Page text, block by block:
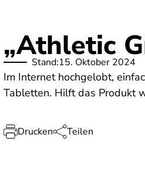
„Athletic
Stand:15. Oktober 2024
Im Internet hochgelobt,
Tabletten. Hilft das Produkt
Drucken Teilen